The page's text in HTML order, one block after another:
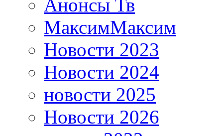
Анонсы Тв
МаксимМаксим
Новости 2023
Новости 2024
новости 2025
Новости 2026